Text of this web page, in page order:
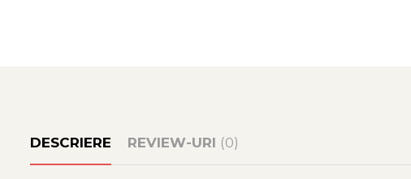
DESCRIERE REVIEW-URI (0)